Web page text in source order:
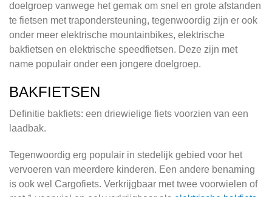
doelgroep vanwege het gemak om snel en grote afstanden
te fietsen met trapondersteuning, tegenwoordig zijn er ook
onder meer elektrische mountainbikes, elektrische
bakfietsen en elektrische speedfietsen. Deze zijn met
name populair onder een jongere doelgroep.
BAKFIETSEN
Definitie bakfiets: een driewielige fiets voorzien van een
laadbak.
Tegenwoordig erg populair in stedelijk gebied voor het
vervoeren van meerdere kinderen. Een andere benaming
is ook wel Cargofiets. Verkrijgbaar met twee voorwielen of